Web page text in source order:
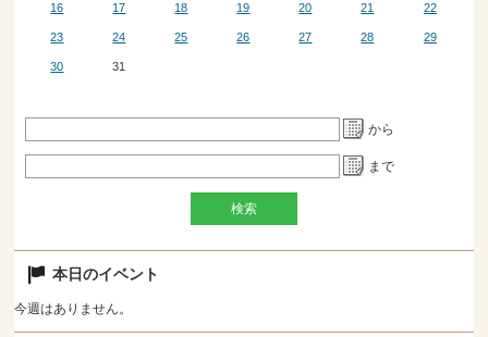
16 17 18 19 20 21 22
23 24 25 26 27 28 29
30 31
から
まで
本日のイベント
今週はありません。